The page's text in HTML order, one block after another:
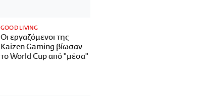
GOOD LIVING
Οι εργαζόμενοι της
Kaizen Gaming βίωσαν
το World Cup από "μέσα"